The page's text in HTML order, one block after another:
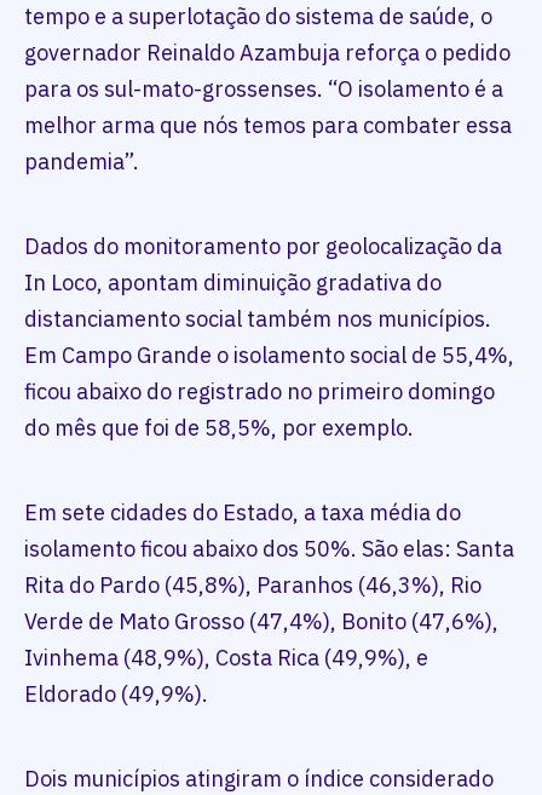
tempo e a superlotação do sistema de saúde, o
governador Reinaldo Azambuja reforça o pedido
para os sul-mato-grossenses. “O isolamento é a
melhor arma que nós temos para combater essa
pandemia”.
Dados do monitoramento por geolocalização da
In Loco, apontam diminuição gradativa do
distanciamento social também nos municípios.
Em Campo Grande o isolamento social de 55,4%,
ficou abaixo do registrado no primeiro domingo
do mês que foi de 58,5%, por exemplo.
Em sete cidades do Estado, a taxa média do
isolamento ficou abaixo dos 50%. São elas: Santa
Rita do Pardo (45,8%), Paranhos (46,3%), Rio
Verde de Mato Grosso (47,4%), Bonito (47,6%),
Ivinhema (48,9%), Costa Rica (49,9%), e
Eldorado (49,9%).
Dois municípios atingiram o índice considerado